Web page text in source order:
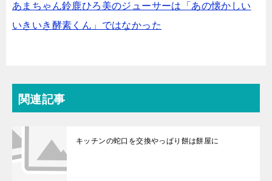
あまちゃん鈴鹿ひろ美のジューサーは「あの懐かしい
いきいき酵素くん」ではなかった
関連記事
キッチンの蛇口を交換やっぱり餅は餅屋に